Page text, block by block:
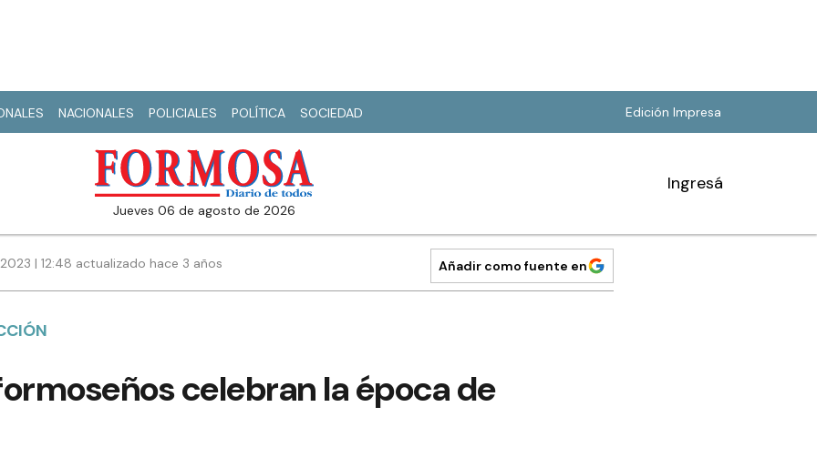
NACIONALES POLICIALES POLÍTICA SOCIEDAD Edición Impresa
jueves 06 de agosto de 2026
Ingresá
| 12:48 actualizado hace 3 años Añadir como fuente en
celebran la época de